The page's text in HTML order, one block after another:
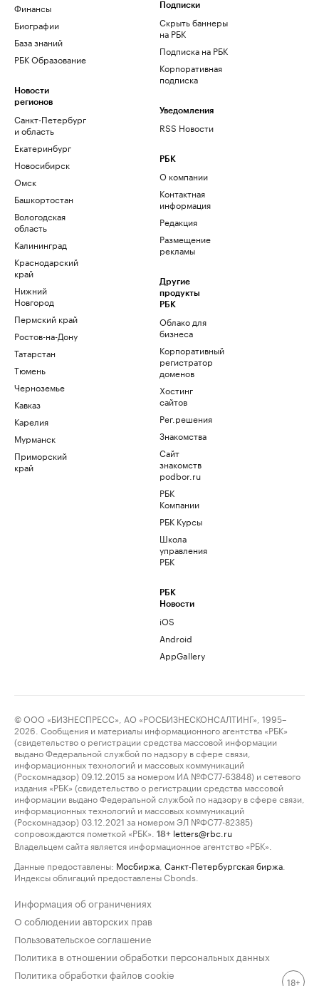
Финансы
Биографии
База знаний
РБК Образование
Новости
регионов
Санкт-Петербург
и область
Екатеринбург
Новосибирск
Омск
Башкортостан
Вологодская
область
Калининград
Краснодарский
край
Нижний
Новгород
Пермский край
Ростов-на-Дону
Татарстан
Тюмень
Черноземье
Кавказ
Карелия
Мурманск
Приморский
край
Подписки
Скрыть баннеры
на РБК
Подписка на РБК
Корпоративная
подписка
Уведомления
RSS Новости
РБК
О компании
Контактная
информация
Редакция
Размещение
рекламы
Другие
продукты
РБК
Облако для
бизнеса
Корпоративный
регистратор
доменов
Хостинг
сайтов
Рег.решения
Знакомства
Сайт
знакомств
podbor.ru
РБК
Компании
РБК Курсы
Школа
управления
РБК
РБК
Новости
iOS
Android
AppGallery
© ООО «БИЗНЕСПРЕСС», АО «РОСБИЗНЕСКОНСАЛТИНГ», 1995–
2026. Сообщения и материалы информационного агентства «РБК»
(свидетельство о регистрации средства массовой информации
выдано Федеральной службой по надзору в сфере связи,
информационных технологий и массовых коммуникаций
(Роскомнадзор) 09.12.2015 за номером ИА №ФС77-63848) и сетевого
издания «РБК» (свидетельство о регистрации средства массовой
информации выдано Федеральной службой по надзору в сфере связи,
информационных технологий и массовых коммуникаций
(Роскомнадзор) 03.12.2021 за номером ЭЛ №ФС77-82385)
сопровождаются пометкой «РБК».
18+ letters@rbc.ru
Владельцем сайта является информационное агентство «РБК».
Данные предоставлены: Мосбиржа Санкт-Петербургская биржа
Индексы облигаций предоставлены Cbonds.
Информация об ограничениях
О соблюдении авторских прав
Пользовательское соглашение
Политика в отношении обработки персональных данных
Политика обработки файлов cookie
18+